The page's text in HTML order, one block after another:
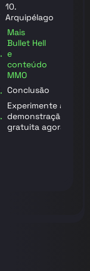
10.
Arquipélago
Mais
Bullet Hell
e
conteúdo
MMO
Conclusão
Experimente a
demonstração
gratuita agora